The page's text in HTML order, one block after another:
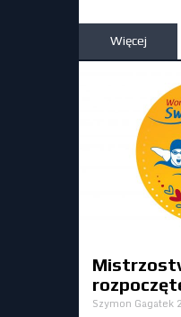
Więcej
Szymon Gagatek